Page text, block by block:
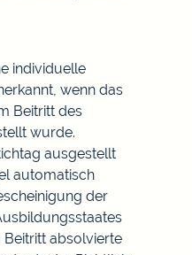
individuelle
wenn das
Beitritt des
wurde.
ausgestellt
automatisch
der
absolvierte